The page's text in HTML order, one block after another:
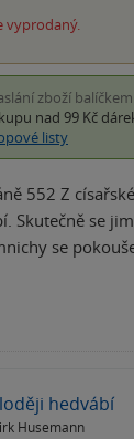
vyprodaný.
zboží balíčkem
nad 99 Kč
listy
552 Z
Skutečně se
se
hedvábí
Husemann